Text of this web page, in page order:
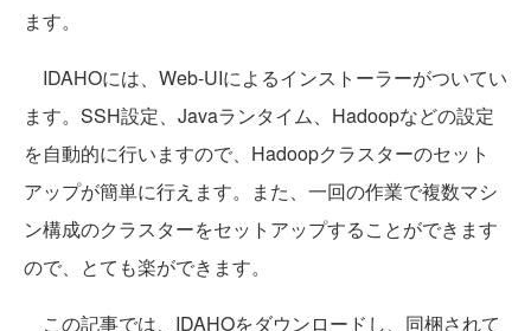
ます。
IDAHOには、Web-UIによるインストーラーがついてい
ます。SSH設定、Javaランタイム、Hadoopなどの設定
を自動的に行いますので、Hadoopクラスターのセット
アップが簡単に行えます。また、一回の作業で複数マシ
ン構成のクラスターをセットアップすることができます
ので、とても楽ができます。
この記事では、IDAHOをダウンロードし、同梱されて